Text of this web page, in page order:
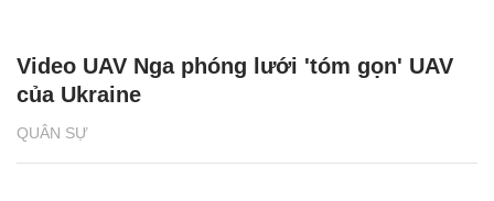
QUÂN SỰ
Video UAV Nga phóng lưới 'tóm gọn' UAV
của Ukraine